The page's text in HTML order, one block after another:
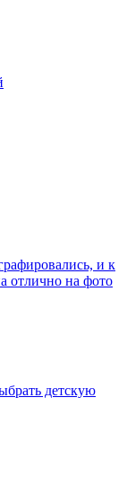
и к
отлично на фото
детскую